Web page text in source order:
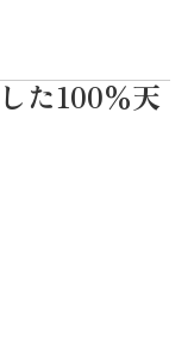
た100％天